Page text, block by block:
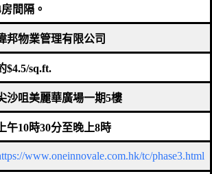
房間隔。
邦物業管理有限公司
$4.5/sq.ft.
沙咀美麗華廣場一期5樓
上午10時30分至晚上8時
www.oneinnovale.com.hk/tc/phase3.html